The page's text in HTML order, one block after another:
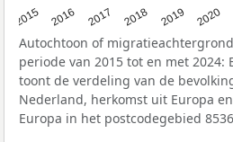
2015 2016 2017 2018 2019 2020
Autochtoon of
periode van 2015 tot en met 2024:
toont de verdeling van de
Nederland, herkomst uit Europa
Europa in het postcodegebied